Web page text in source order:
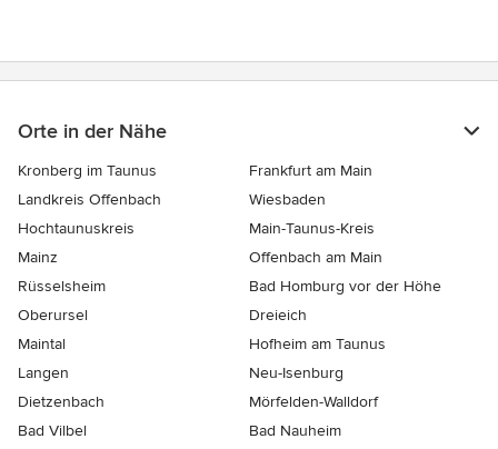
Orte in der Nähe
Kronberg im Taunus
Frankfurt am Main
Landkreis Offenbach
Wiesbaden
Hochtaunuskreis
Main-Taunus-Kreis
Mainz
Offenbach am Main
Rüsselsheim
Bad Homburg vor der Höhe
Oberursel
Dreieich
Maintal
Hofheim am Taunus
Langen
Neu-Isenburg
Dietzenbach
Mörfelden-Walldorf
Bad Vilbel
Bad Nauheim